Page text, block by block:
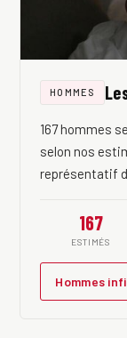
HOMMES
167 hommes
selon nos
représentatif
167
ESTIMÉS
Hommes